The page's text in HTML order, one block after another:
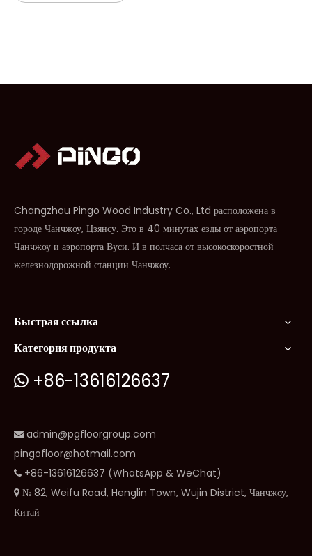
Changzhou Pingo Wood Industry Co., Ltd расположена в
городе Чанчжоу, Цзянсу. Это в 40 минутах езды от аэропорта
Чанчжоу и аэропорта Вуси. И в полчаса от высокоскоростной
железнодорожной станции Чанчжоу.
Быстрая ссылка
Категория продукта
 +86-13616126637
 admin@pgfloorgroup.com
pingofloor@hotmail.com
 +86-13616126637 (WhatsApp & WeChat)
 № 82, Weifu Road, Henglin Town, Wujin District, Чанчжоу,
Китай